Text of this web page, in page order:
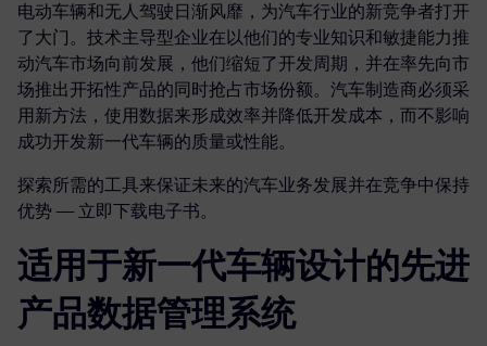
电动车辆和无人驾驶日渐风靡，为汽车行业的新竞争者打开
了大门。技术主导型企业在以他们的专业知识和敏捷能力推
动汽车市场向前发展，他们缩短了开发周期，并在率先向市
场推出开拓性产品的同时抢占市场份额。汽车制造商必须采
用新方法，使用数据来形成效率并降低开发成本，而不影响
成功开发新一代车辆的质量或性能。
探索所需的工具来保证未来的汽车业务发展并在竞争中保持
优势 — 立即下载电子书。
适用于新一代车辆设计的先进
产品数据管理系统